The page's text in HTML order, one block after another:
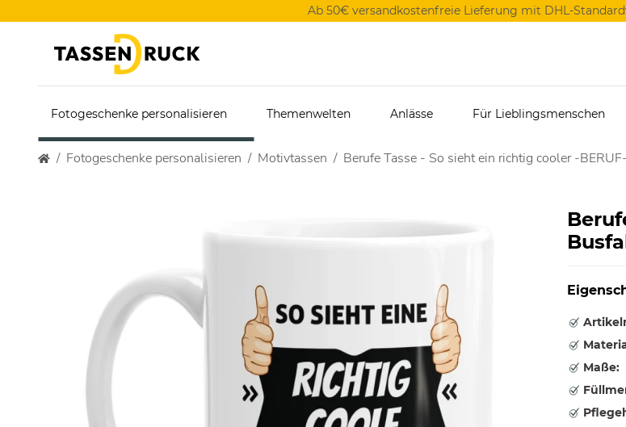
Ab 50€ versandkostenfreie Lieferung mit DHL-
Fotogeschenke personalisieren Themenwelten Anlässe Für Lieblingsmenschen
Fotogeschenke personalisieren Motivtassen Berufe Tasse - So sieht ein richtig cooler -
Maße: